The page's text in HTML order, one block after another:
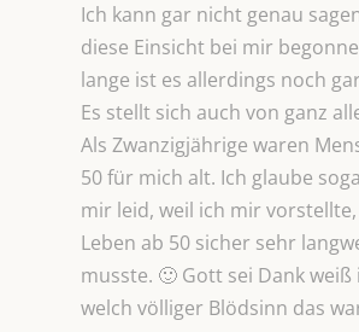
Ich kann gar nicht genau
diese Einsicht bei mir
lange ist es allerdings noch
Es stellt sich auch von ganz
Als Zwanzigjährige waren
50 für mich alt. Ich glaube
mir leid, weil ich mir vorstellte,
Leben ab 50 sicher sehr
musste. 🙂 Gott sei Dank weiß
welch völliger Blödsinn das